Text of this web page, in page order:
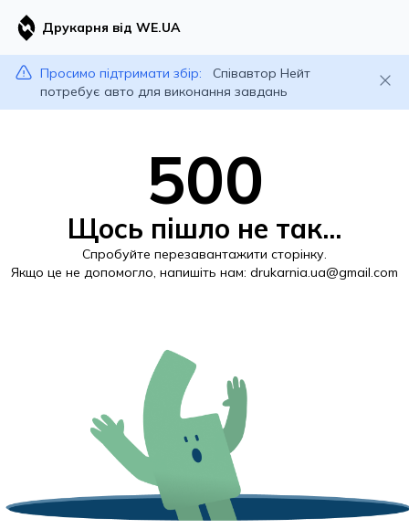
Друкарня від WE.UA
Просимо підтримати збір:
Співавтор Нейт
потребує авто для виконання завдань
500
Щось пішло не так...
Спробуйте перезавантажити сторінку.
Якщо це не допомогло, напишіть нам: drukarnia.ua@gmail.com